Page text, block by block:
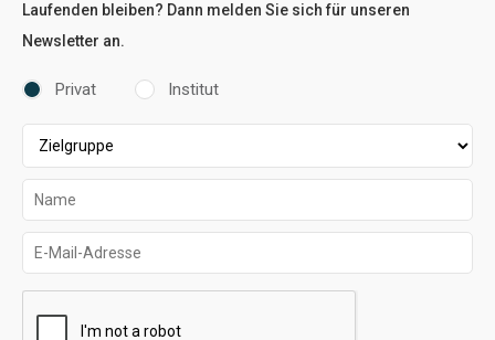
Laufenden bleiben? Dann melden Sie sich für unseren
Newsletter an.
Privat Institut